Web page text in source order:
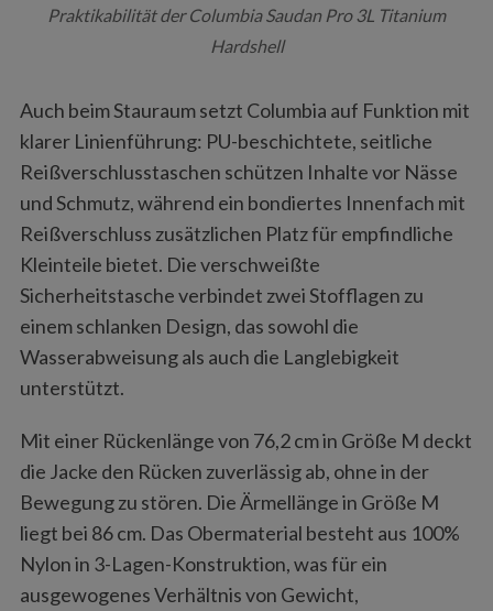
Praktikabilität der Columbia Saudan Pro 3L Titanium
Hardshell
Auch beim Stauraum setzt Columbia auf Funktion mit
klarer Linienführung: PU-beschichtete, seitliche
Reißverschlusstaschen schützen Inhalte vor Nässe
und Schmutz, während ein bondiertes Innenfach mit
Reißverschluss zusätzlichen Platz für empfindliche
Kleinteile bietet. Die verschweißte
Sicherheitstasche verbindet zwei Stofflagen zu
einem schlanken Design, das sowohl die
Wasserabweisung als auch die Langlebigkeit
unterstützt.
Mit einer Rückenlänge von 76,2 cm in Größe M deckt
die Jacke den Rücken zuverlässig ab, ohne in der
Bewegung zu stören. Die Ärmellänge in Größe M
liegt bei 86 cm. Das Obermaterial besteht aus 100%
Nylon in 3-Lagen-Konstruktion, was für ein
ausgewogenes Verhältnis von Gewicht,